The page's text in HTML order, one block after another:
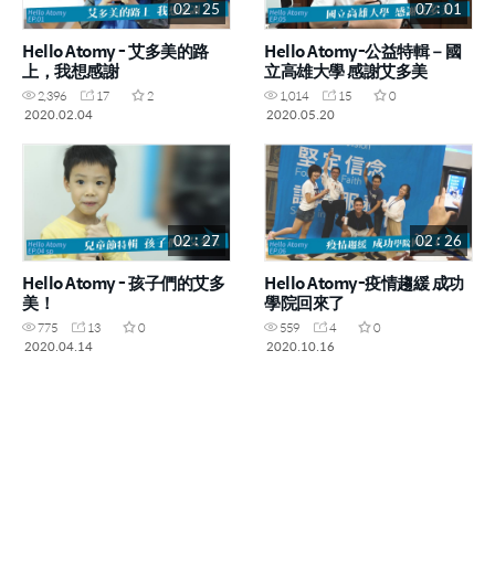
02 : 25
Hello Atomy - 艾多美的路
上，我想感謝
2,396 17
2
2020.02.04
07 : 01
Hello Atomy-公益特輯－國
立高雄大學 感謝艾多美
1,014 15
0
2020.05.20
02 : 27
Hello Atomy - 孩子們的艾多
美！
775 13
0
2020.04.14
02 : 26
Hello Atomy-疫情趨緩 成功
學院回來了
559 4
0
2020.10.16